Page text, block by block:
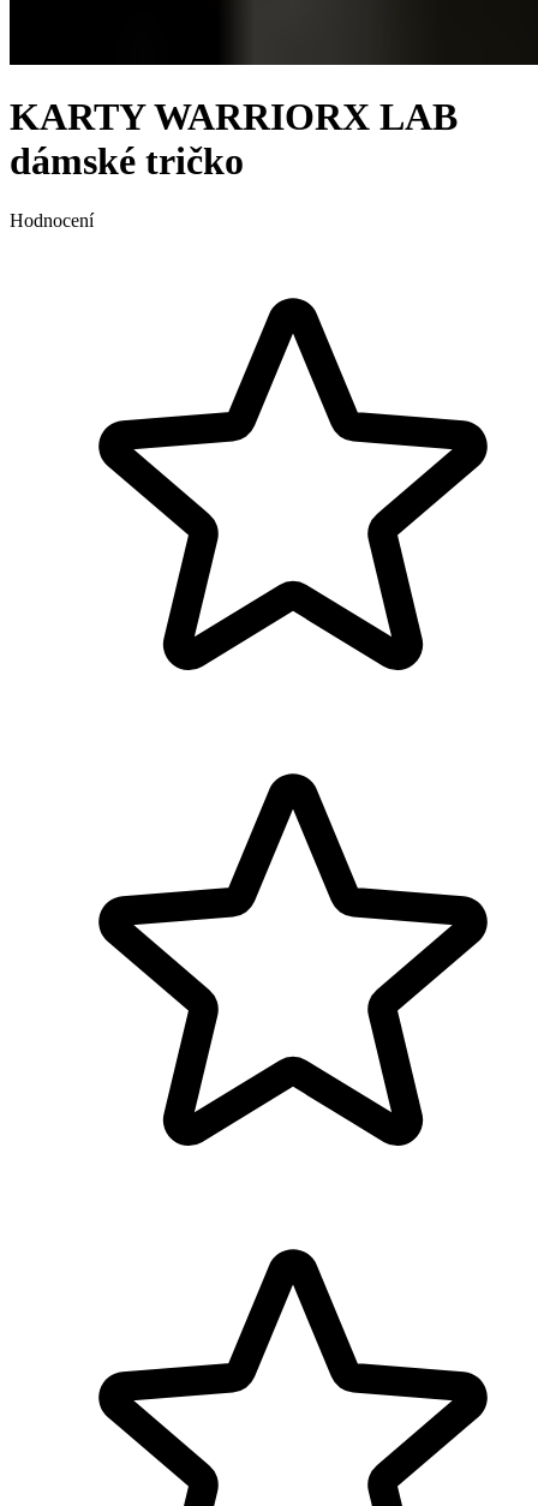
KARTY WARRIORX LAB
dámské tričko
Hodnocení